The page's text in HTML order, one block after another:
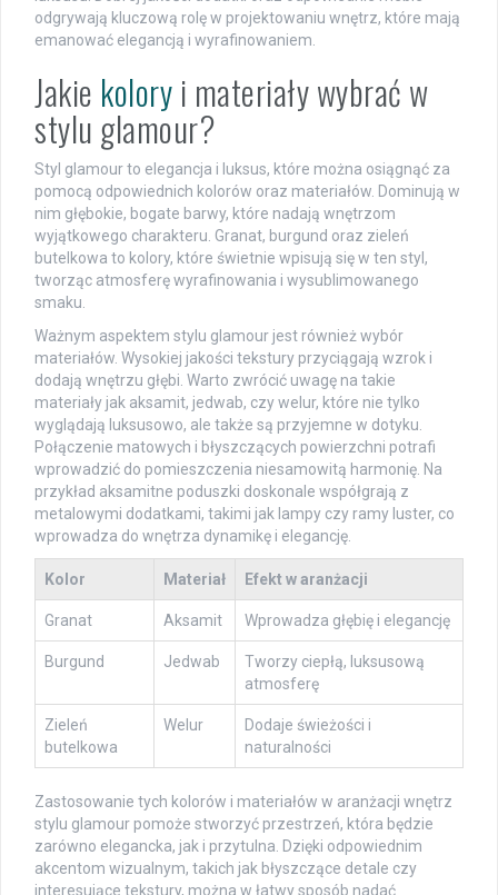
odgrywają kluczową rolę w projektowaniu wnętrz, które mają
emanować elegancją i wyrafinowaniem.
Jakie kolory i materiały wybrać w
stylu glamour?
Styl glamour to elegancja i luksus, które można osiągnąć za
pomocą odpowiednich kolorów oraz materiałów. Dominują w
nim głębokie, bogate barwy, które nadają wnętrzom
wyjątkowego charakteru. Granat, burgund oraz zieleń
butelkowa to kolory, które świetnie wpisują się w ten styl,
tworząc atmosferę wyrafinowania i wysublimowanego
smaku.
Ważnym aspektem stylu glamour jest również wybór
materiałów. Wysokiej jakości tekstury przyciągają wzrok i
dodają wnętrzu głębi. Warto zwrócić uwagę na takie
materiały jak aksamit, jedwab, czy welur, które nie tylko
wyglądają luksusowo, ale także są przyjemne w dotyku.
Połączenie matowych i błyszczących powierzchni potrafi
wprowadzić do pomieszczenia niesamowitą harmonię. Na
przykład aksamitne poduszki doskonale współgrają z
metalowymi dodatkami, takimi jak lampy czy ramy luster, co
wprowadza do wnętrza dynamikę i elegancję.
Kolor Materiał Efekt w aranżacji
Granat Aksamit Wprowadza głębię i elegancję
Burgund Jedwab
Tworzy ciepłą, luksusową
atmosferę
Zieleń
butelkowa
Welur
Dodaje świeżości i
naturalności
Zastosowanie tych kolorów i materiałów w aranżacji wnętrz
stylu glamour pomoże stworzyć przestrzeń, która będzie
zarówno elegancka, jak i przytulna. Dzięki odpowiednim
akcentom wizualnym, takich jak błyszczące detale czy
interesujące tekstury, można w łatwy sposób nadać